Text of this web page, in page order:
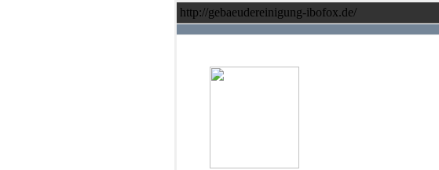
http://gebaeudereinigung-ibofox.de/